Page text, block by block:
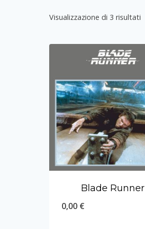
Visualizzazione di 3 risultati
Blade Runner
0,00 €